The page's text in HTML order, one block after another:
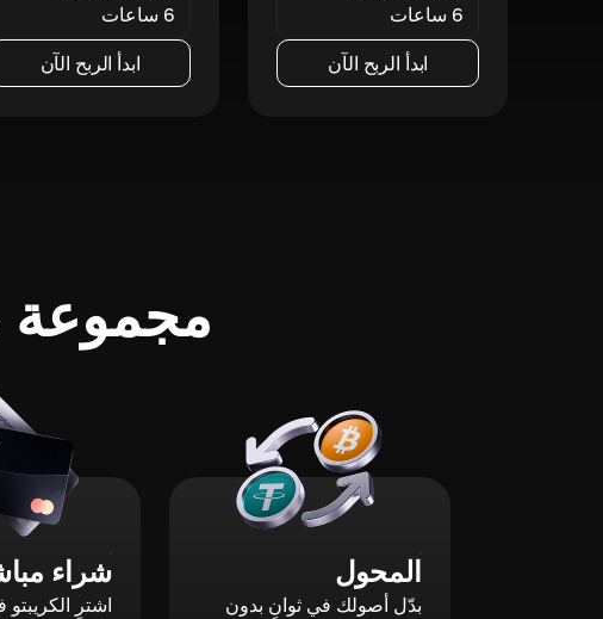
6 ساعات
ابدأ الربح الآن
6 ساعات
ابدأ الربح الآن
مجموعة
المحول
بدّل أصولك في ثوانٍ بدون
شراء